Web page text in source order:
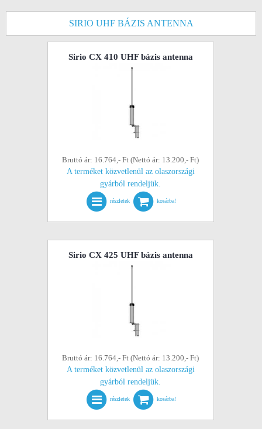
SIRIO UHF BÁZIS ANTENNA
Sirio CX 410 UHF bázis antenna
Bruttó ár: 16.764,- Ft (Nettó ár: 13.200,- Ft)
A terméket közvetlenül az olaszországi
gyárból rendeljük.
részletek kosárba!
Sirio CX 425 UHF bázis antenna
Bruttó ár: 16.764,- Ft (Nettó ár: 13.200,- Ft)
A terméket közvetlenül az olaszországi
gyárból rendeljük.
részletek kosárba!